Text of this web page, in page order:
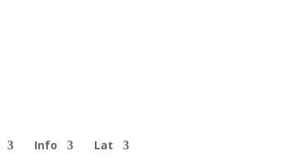
Info Lat